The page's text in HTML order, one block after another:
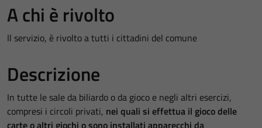
A chi è rivolto
Il servizio, è rivolto a tutti i cittadini del comune
Descrizione
In tutte le sale da biliardo o da gioco e negli altri esercizi,
compresi i circoli privati, nei quali si effettua il gioco delle
carte o altri giochi o sono installati apparecchi da